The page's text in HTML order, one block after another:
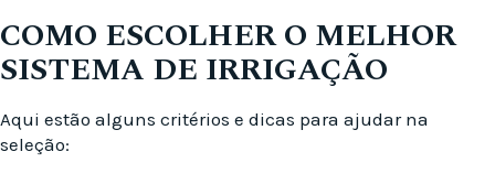
COMO ESCOLHER O MELHOR
SISTEMA DE IRRIGAÇÃO
Aqui estão alguns critérios e dicas para ajudar na
seleção: